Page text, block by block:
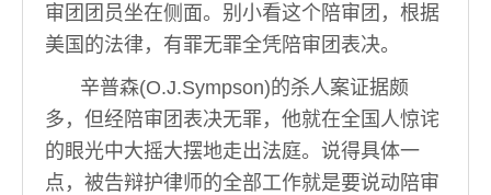
审团团员坐在侧面。别小看这个陪审团，根据
美国的法律，有罪无罪全凭陪审团表决。
辛普森(O.J.Sympson)的杀人案证据颇
多，但经陪审团表决无罪，他就在全国人惊诧
的眼光中大摇大摆地走出法庭。说得具体一
点，被告辩护律师的全部工作就是要说动陪审